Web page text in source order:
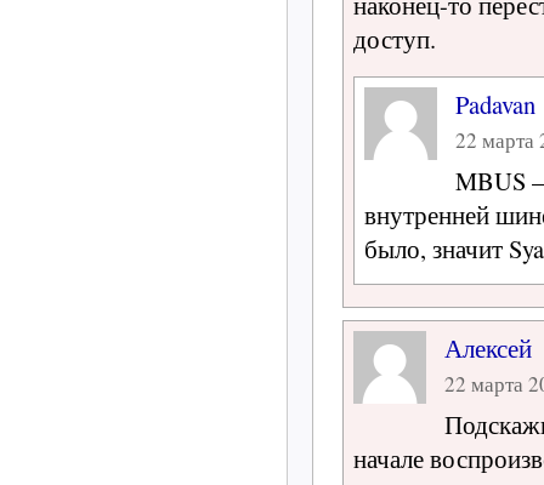
доступ.
Padavan
22 марта
MBUS
внутренней
было, значит
Алексей
22 марта
начале